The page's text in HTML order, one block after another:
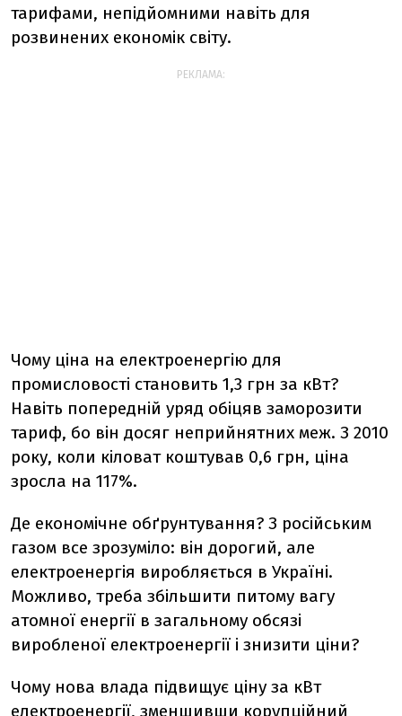
тарифами, непідйомними навіть для
розвинених економік світу.
РЕКЛАМА:
Чому ціна на електроенергію для
промисловості становить 1,3 грн за кВт?
Навіть попередній уряд обіцяв заморозити
тариф, бо він досяг неприйнятних меж. З 2010
року, коли кіловат коштував 0,6 грн, ціна
зросла на 117%.
Де економічне обґрунтування? З російським
газом все зрозуміло: він дорогий, але
електроенергія виробляється в Україні.
Можливо, треба збільшити питому вагу
атомної енергії в загальному обсязі
виробленої електроенергії і знизити ціни?
Чому нова влада підвищує ціну за кВт
електроенергії, зменшивши корупційний